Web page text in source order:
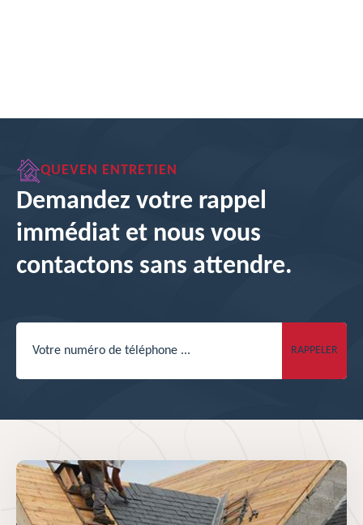
QUEVEN ENTRETIEN
Demandez votre rappel
immédiat et nous vous
contactons sans attendre.